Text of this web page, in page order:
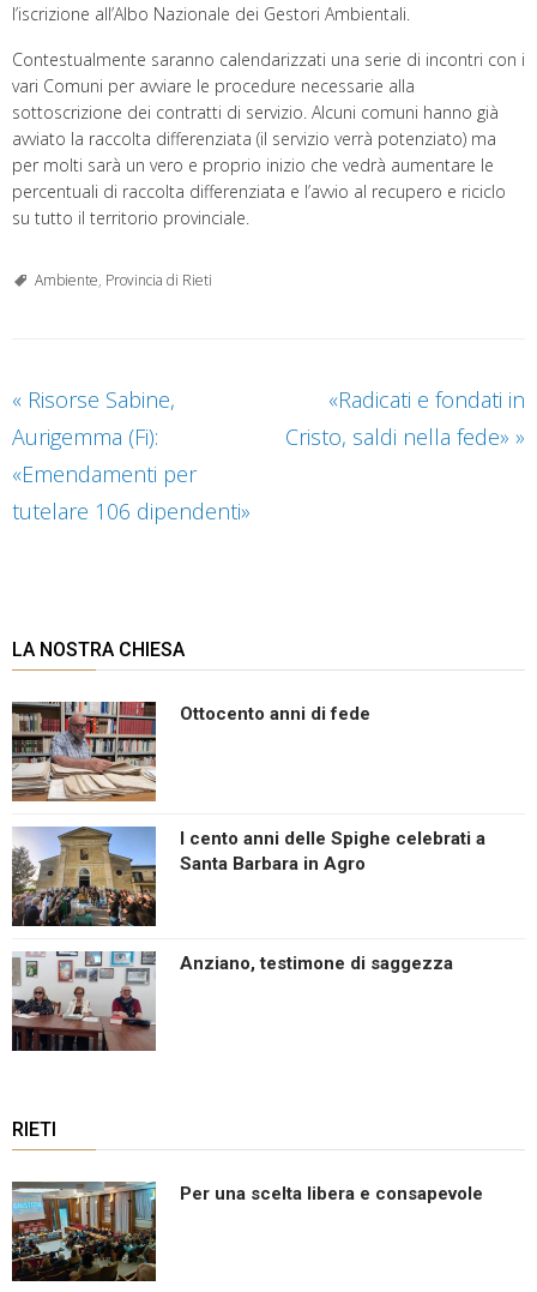
l’iscrizione all’Albo Nazionale dei Gestori Ambientali.
Contestualmente saranno calendarizzati una serie di incontri con i
vari Comuni per avviare le procedure necessarie alla
sottoscrizione dei contratti di servizio. Alcuni comuni hanno già
avviato la raccolta differenziata (il servizio verrà potenziato) ma
per molti sarà un vero e proprio inizio che vedrà aumentare le
percentuali di raccolta differenziata e l’avvio al recupero e riciclo
su tutto il territorio provinciale.
Ambiente, Provincia di Rieti
« Risorse Sabine,
Aurigemma (Fi):
«Emendamenti per
tutelare 106 dipendenti»
«Radicati e fondati in
Cristo, saldi nella fede» »
LA NOSTRA CHIESA
Ottocento anni di fede
I cento anni delle Spighe celebrati a
Santa Barbara in Agro
Anziano, testimone di saggezza
RIETI
Per una scelta libera e consapevole